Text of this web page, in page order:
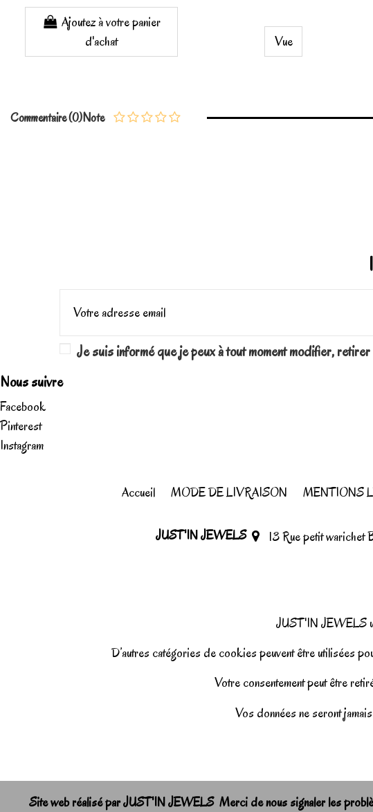
Ajoutez à votre panier
d'achat
Vue
Note
Commentaire (0)
Je suis informé que je peux à tout moment modifier,
Nous suivre
Facebook
Pinterest
Instagram
Accueil MODE DE LIVRAISON MENTIONS
JUST'IN JEWELS 13 Rue petit
JUST'IN JEWELS
D’autres catégories de cookies peuvent être utilisées
Votre consentement peut être
Vos données ne seront
Site web réalisé par JUST'IN JEWELS Merci de nous signaler les